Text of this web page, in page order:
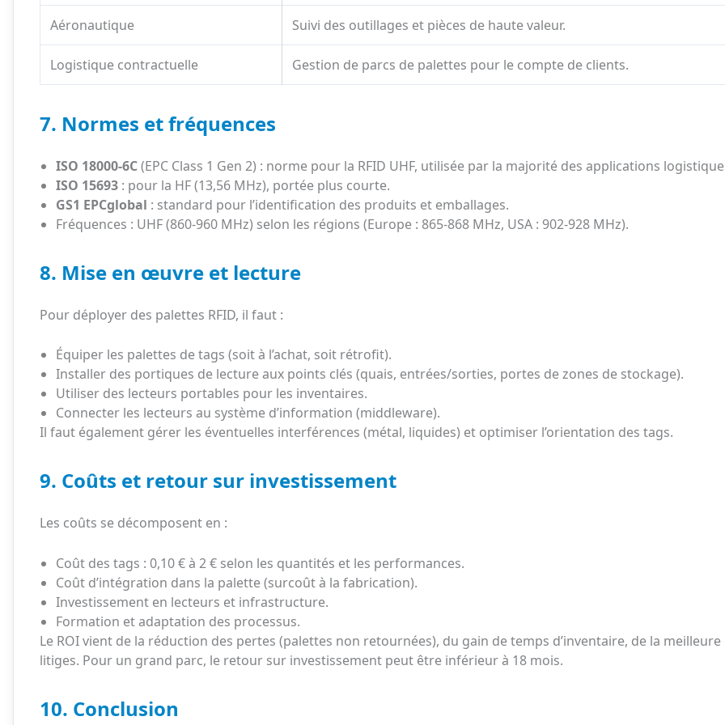
Aéronautique Suivi des outillages et pièces de haute valeur.
Logistique contractuelle Gestion de parcs de palettes pour le compte de clients.
7. Normes et fréquences
ISO 18000-6C(EPC Class 1 Gen 2) : norme pour la RFID UHF, utilisée par la majorité des applications
ISO 15693 : pour la HF (13,56 MHz), portée plus courte.
GS1 EPCglobal : standard pour l’identification des produits et emballages.
Fréquences : UHF (860-960 MHz) selon les régions (Europe : 865-868 MHz, USA : 902-928 MHz).
8. Mise en œuvre et lecture
Pour déployer des palettes RFID, il faut :
Équiper les palettes de tags (soit à l’achat, soit rétrofit).
Installer des portiques de lecture aux points clés (quais, entrées/sorties, portes de zones de stockage).
Utiliser des lecteurs portables pour les inventaires.
Connecter les lecteurs au système d’information (middleware).
Il faut également gérer les éventuelles interférences (métal, liquides) et optimiser l’orientation des tags.
9. Coûts et retour sur investissement
Les coûts se décomposent en :
Coût des tags : 0,10 € à 2 € selon les quantités et les performances.
Coût d’intégration dans la palette (surcoût à la fabrication).
Investissement en lecteurs et infrastructure.
Formation et adaptation des processus.
Le ROI vient de la réduction des pertes (palettes non retournées), du gain de temps d’inventaire, de la
litiges. Pour un grand parc, le retour sur investissement peut être inférieur à 18 mois.
10. Conclusion